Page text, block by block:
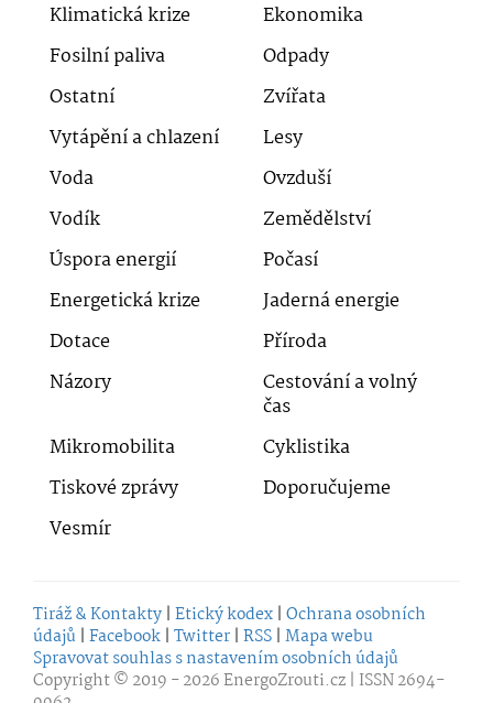
Klimatická krize
Ekonomika
Fosilní paliva
Odpady
Ostatní
Zvířata
Vytápění a chlazení
Lesy
Voda
Ovzduší
Vodík
Zemědělství
Úspora energií
Počasí
Energetická krize
Jaderná energie
Dotace
Příroda
Názory
Cestování a volný
čas
Mikromobilita
Cyklistika
Tiskové zprávy
Doporučujeme
Vesmír
Tiráž & Kontakty | Etický kodex | Ochrana osobních
údajů | Facebook | Twitter | RSS | Mapa webu
Spravovat souhlas s nastavením osobních údajů
Copyright © 2019 - 2026EnergoZrouti.cz | ISSN 2694-